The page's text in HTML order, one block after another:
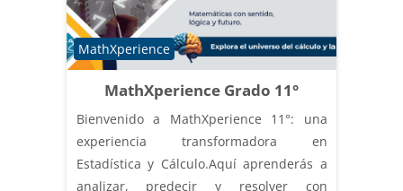
MathXperience Grado 11°
Categoría de cursos
MathXperience
Bienvenido a MathXperience 11°: una
experiencia transformadora en
Estadística y Cálculo.Aquí aprenderás a
analizar, predecir y resolver con